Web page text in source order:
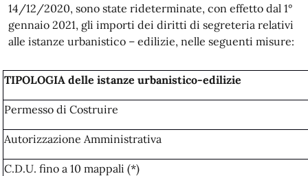
14/12/2020, sono state rideterminate, con effetto dal 1°
gennaio 2021, gli importi dei diritti di segreteria relativi
alle istanze urbanistico – edilizie, nelle seguenti misure:
TIPOLOGIA delle istanze urbanistico-edilizie
Permesso di Costruire
Autorizzazione Amministrativa
C.D.U. fino a 10 mappali (*)